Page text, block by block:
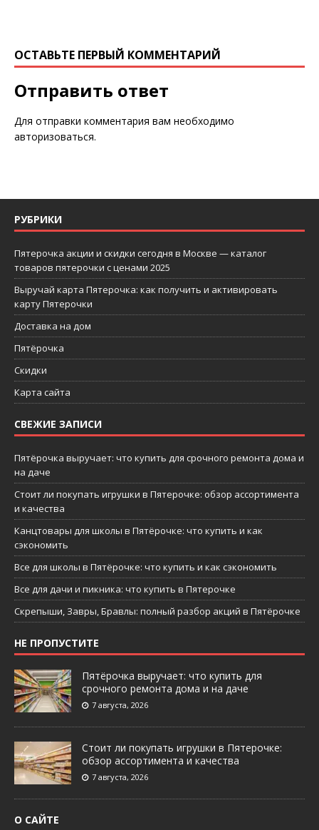
ОСТАВЬТЕ ПЕРВЫЙ КОММЕНТАРИЙ
Отправить ответ
Для отправки комментария вам необходимо
авторизоваться.
РУБРИКИ
Пятерочка акции и скидки сегодня в Москве — каталог
товаров пятерочки с ценами 2025
Выручай карта Пятерочка: как получить и активировать
карту Пятерочки
Доставка на дом
Пятёрочка
Скидки
Карта сайта
СВЕЖИЕ ЗАПИСИ
Пятёрочка выручает: что купить для срочного ремонта дома и
на даче
Стоит ли покупать игрушки в Пятерочке: обзор ассортимента
и качества
Канцтовары для школы в Пятёрочке: что купить и как
сэкономить
Все для школы в Пятёрочке: что купить и как сэкономить
Все для дачи и пикника: что купить в Пятерочке
Скрепыши, Завры, Бравлы: полный разбор акций в Пятёрочке
НЕ ПРОПУСТИТЕ
Пятёрочка выручает: что купить для
срочного ремонта дома и на даче
7 августа, 2026
Стоит ли покупать игрушки в Пятерочке:
обзор ассортимента и качества
7 августа, 2026
О САЙТЕ